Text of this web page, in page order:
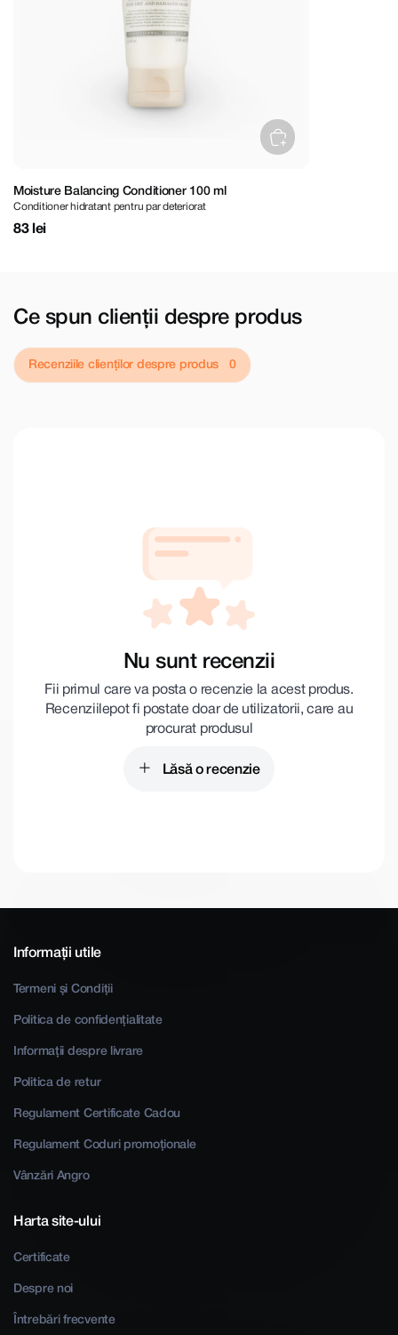
Moisture Balancing Conditioner 100 ml
Conditioner hidratant pentru par deteriorat
83 lei
Ce spun clienții despre produs
Recenziile clienților despre produs
Nu sunt recenzii
Fii primul care va posta o recenzie la acest produs.
Recenziile pot fi postate doar de utilizatorii, care au
procurat produsul
Lăsă o recenzie
Informații utile
Termeni și Condiții
Politica de confidențialitate
Informații despre livrare
Politica de retur
Regulament Certificate Cadou
Regulament Coduri promoționale
Vânzări Angro
Harta site-ului
Certificate
Despre noi
Întrebări frecvente